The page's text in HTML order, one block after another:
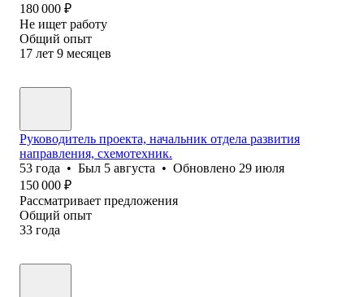
180 000 ₽
Не ищет работу
Общий опыт
17 лет 9 месяцев
Руководитель проекта, начальник отдела развития
направления, схемотехник.
53 года • Был 5 августа • Обновлено 29 июля
150 000 ₽
Рассматривает предложения
Общий опыт
33 года